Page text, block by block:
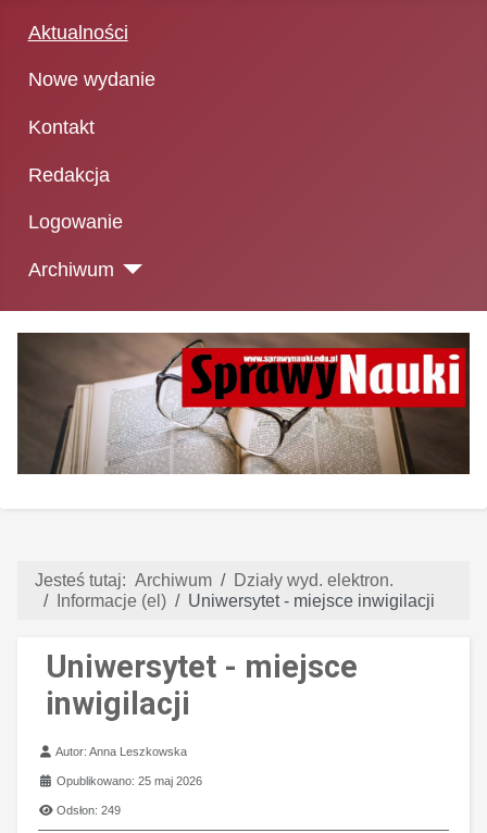
Aktualności
Nowe wydanie
Kontakt
Redakcja
Logowanie
Archiwum
Jesteś tutaj: Archiwum
Działy wyd. elektron.
Informacje (el)
Uniwersytet - miejsce inwigilacji
Uniwersytet - miejsce
inwigilacji
Szczegóły
Autor:Anna Leszkowska
Opublikowano: 25 maj 2026
Odsłon: 249